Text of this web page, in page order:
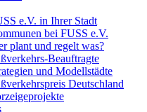
e.V. in Ihrer Stadt
bei FUSS e.V.
plant und regelt was?
Beauftragte
und Modellstädte
Deutschland